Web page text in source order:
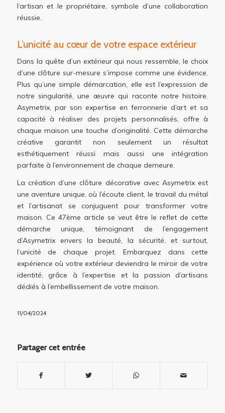
l’artisan et le propriétaire, symbole d’une collaboration
réussie.
L’unicité au cœur de votre espace extérieur
Dans la quête d’un extérieur qui nous ressemble, le choix
d’une clôture sur-mesure s’impose comme une évidence.
Plus qu’une simple démarcation, elle est l’expression de
notre singularité, une œuvre qui raconte notre histoire.
Asymetrix, par son expertise en ferronnerie d’art et sa
capacité à réaliser des projets personnalisés, offre à
chaque maison une touche d’originalité. Cette démarche
créative garantit non seulement un résultat
esthétiquement réussi mais aussi une intégration
parfaite à l’environnement de chaque demeure.
La création d’une clôture décorative avec Asymetrix est
une aventure unique, où l’écoute client, le travail du métal
et l’artisanat se conjuguent pour transformer votre
maison. Ce 47ème article se veut être le reflet de cette
démarche unique, témoignant de l’engagement
d’Asymetrix envers la beauté, la sécurité, et surtout,
l’unicité de chaque projet. Embarquez dans cette
expérience où votre extérieur deviendra le miroir de votre
identité, grâce à l’expertise et la passion d’artisans
dédiés à l’embellissement de votre maison.
11/04/2024
Partager cet entrée